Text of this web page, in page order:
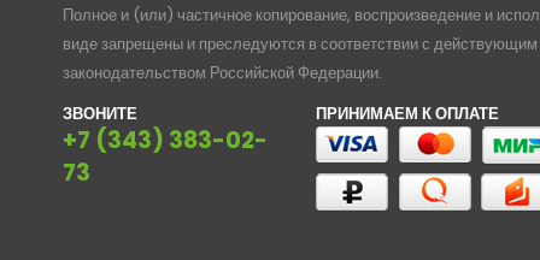
Полное и (или) частичное копирование, воспроизведение и
виде запрещены и преследуются в соответствии с действующим
законодательством Российской Федерации.
ЗВОНИТЕ
+7 (343) 383-02-
73
ПРИНИМАЕМ К ОПЛАТЕ